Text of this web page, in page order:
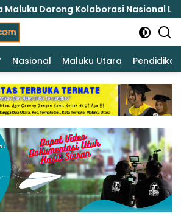
Kolaborasi Nasional Lindungi
Nasional Maluku Utara Pendidikan